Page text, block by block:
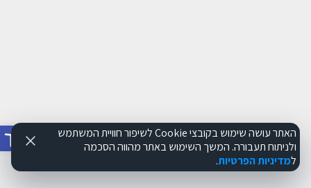
פתח
האתר עושה שימוש בקובצי Cookie לשיפור חוויית המשתמש
ולניתוח תעבורה. המשך השימוש באתר מהווה הסכמה
למדיניות הפרטיות.